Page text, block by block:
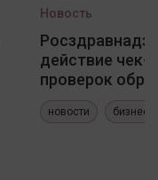
Новость
действие чек-
проверок
новости бизнес